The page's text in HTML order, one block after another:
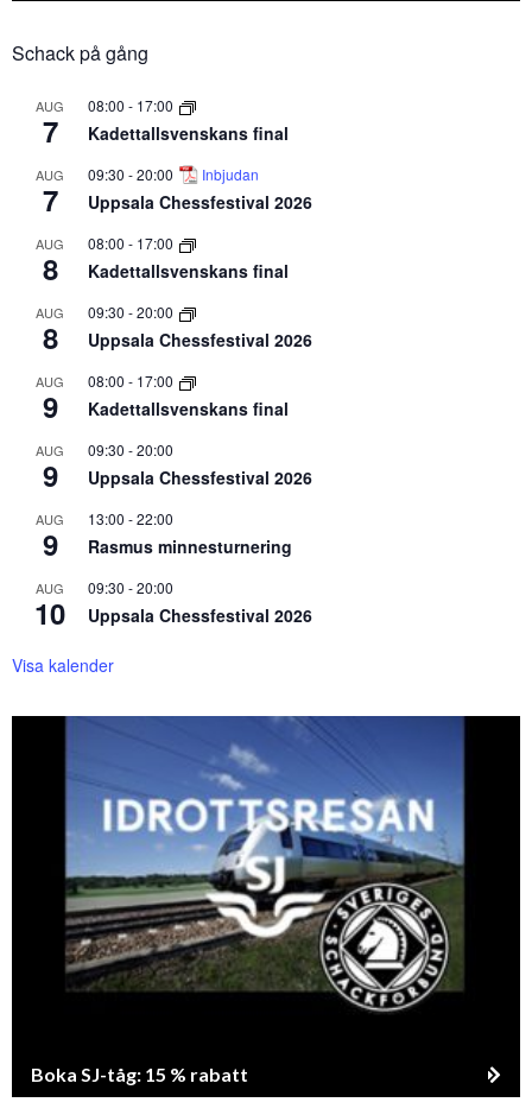
Schack på gång
AUG
7
08:00 - 17:00
Kadettallsvenskans final
AUG
7
09:30 -20:00 Inbjudan
Uppsala Chessfestival 2026
AUG
8
08:00 - 17:00
Kadettallsvenskans final
AUG
8
09:30 -20:00
Uppsala Chessfestival 2026
AUG
9
08:00 - 17:00
Kadettallsvenskans final
AUG
9
09:30 -20:00
Uppsala Chessfestival 2026
AUG
9
13:00 -22:00
Rasmus minnesturnering
AUG
10
09:30 -20:00
Uppsala Chessfestival 2026
Visa kalender
Boka SJ-tåg: 15 % rabatt